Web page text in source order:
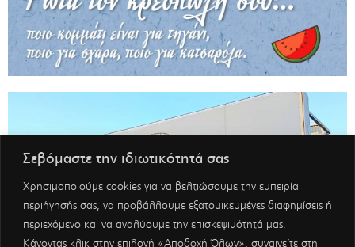
Σεβόμαστε την ιδιωτικότητά σας
Χρησιμοποιούμε cookies για να βελτιώσουμε την εμπειρία
περιήγησής σας, να προβάλλουμε εξατομικευμένες διαφημίσεις ή
περιεχόμενο και να αναλύουμε την επισκεψιμότητά μας.
Κάνοντας κλικ στην επιλογή «Αποδοχή Όλων», συναινείτε στη